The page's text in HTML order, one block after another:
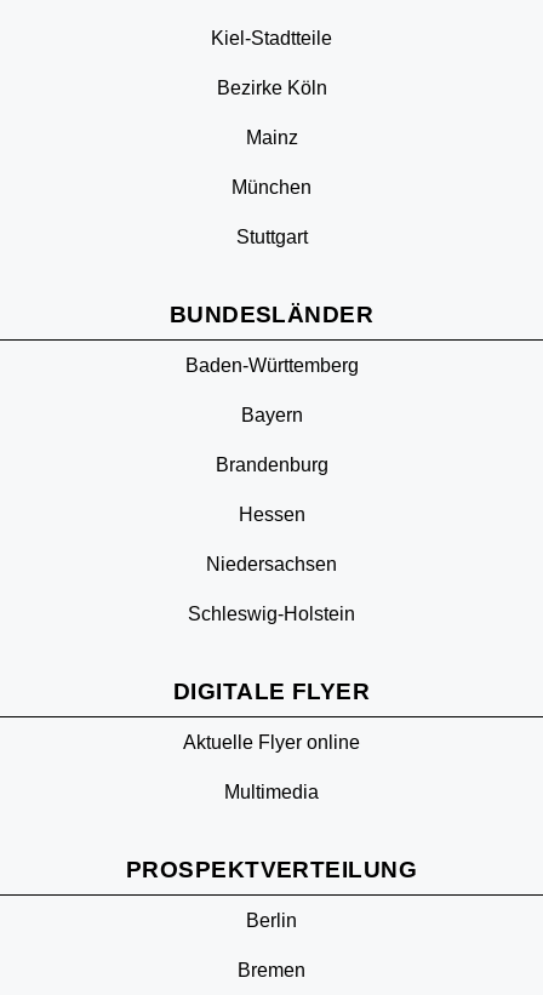
Kiel-Stadtteile
Bezirke Köln
Mainz
München
Stuttgart
BUNDESLÄNDER
Baden-Württemberg
Bayern
Brandenburg
Hessen
Niedersachsen
Schleswig-Holstein
DIGITALE FLYER
Aktuelle Flyer online
Multimedia
PROSPEKTVERTEILUNG
Berlin
Bremen